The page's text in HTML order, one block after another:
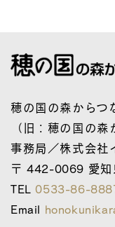
穂の国の森からつ
（旧：穂の国の森
事務局／株式会社
〒 442-0069 愛知
TEL0533-86-
Email